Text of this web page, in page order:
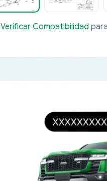
Verificar Compatibilidad